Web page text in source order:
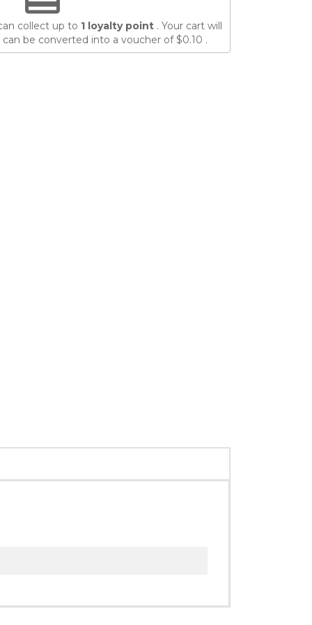
collect up to 1 loyalty point . Your cart will
be converted into a voucher of$0.10 .